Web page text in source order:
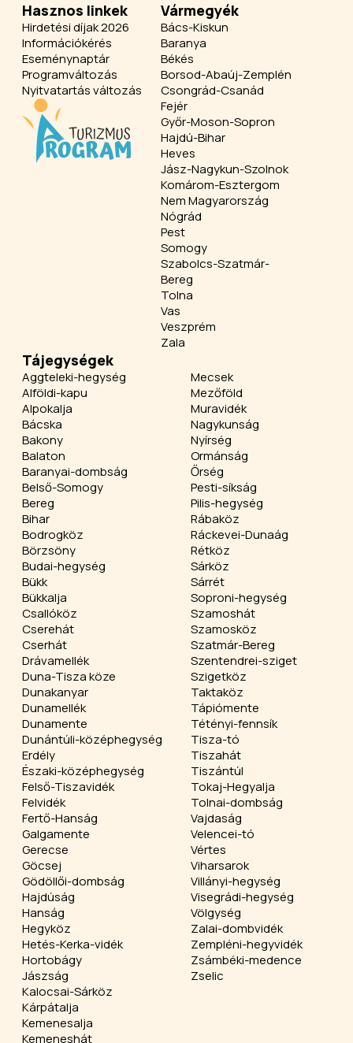
Hasznos linkek
Hirdetési díjak 2026
Információkérés
Eseménynaptár
Programváltozás
Nyitvatartás változás
Vármegyék
Bács-Kiskun
Baranya
Békés
Borsod-Abaúj-Zemplén
Csongrád-Csanád
Fejér
Győr-Moson-Sopron
Hajdú-Bihar
Heves
Jász-Nagykun-Szolnok
Komárom-Esztergom
Nem Magyarország
Nógrád
Pest
Somogy
Szabolcs-Szatmár-
Bereg
Tolna
Vas
Veszprém
Zala
Tájegységek
Aggteleki-hegység
Alföldi-kapu
Alpokalja
Bácska
Bakony
Balaton
Baranyai-dombság
Belső-Somogy
Bereg
Bihar
Bodrogköz
Börzsöny
Budai-hegység
Bükk
Bükkalja
Csallóköz
Cserehát
Cserhát
Drávamellék
Duna-Tisza köze
Dunakanyar
Dunamellék
Dunamente
Dunántúli-középhegység
Erdély
Északi-középhegység
Felső-Tiszavidék
Felvidék
Fertő-Hanság
Galgamente
Gerecse
Göcsej
Gödöllői-dombság
Hajdúság
Hanság
Hegyköz
Hetés-Kerka-vidék
Hortobágy
Jászság
Kalocsai-Sárköz
Kárpátalja
Kemenesalja
Kemeneshát
Mecsek
Mezőföld
Muravidék
Nagykunság
Nyírség
Ormánság
Őrség
Pesti-síkság
Pilis-hegység
Rábaköz
Ráckevei-Dunaág
Rétköz
Sárköz
Sárrét
Soproni-hegység
Szamoshát
Szamosköz
Szatmár-Bereg
Szentendrei-sziget
Szigetköz
Taktaköz
Tápiómente
Tétényi-fennsík
Tisza-tó
Tiszahát
Tiszántúl
Tokaj-Hegyalja
Tolnai-dombság
Vajdaság
Velencei-tó
Vértes
Viharsarok
Villányi-hegység
Visegrádi-hegység
Völgység
Zalai-dombvidék
Zempléni-hegyvidék
Zsámbéki-medence
Zselic